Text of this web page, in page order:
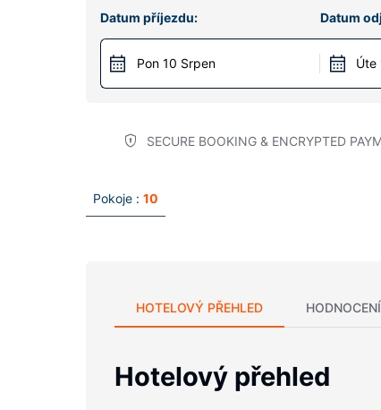
Datum příjezdu:
Pon 10 Srpen
Datum
Úte
SECURE BOOKING & ENCRYPTED
Pokoje : 10
HOTELOVÝ PŘEHLED
Hotelový přehled